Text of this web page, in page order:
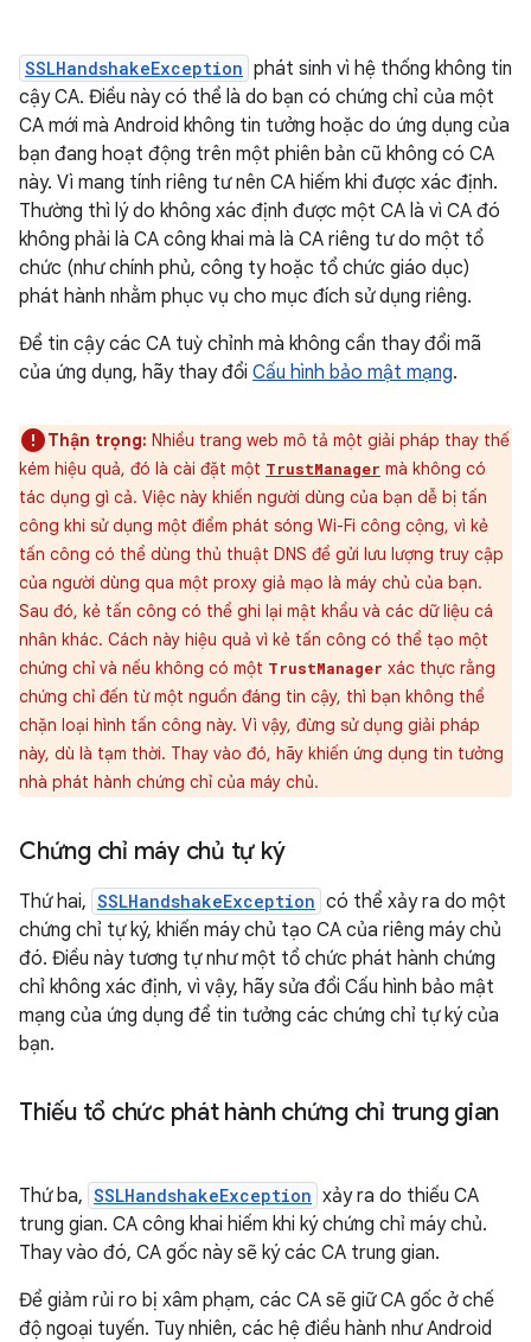
SSLHandshakeException phát sinh vì hệ thống không tin
cậy CA. Điều này có thể là do bạn có chứng chỉ của một
CA mới mà Android không tin tưởng hoặc do ứng dụng của
bạn đang hoạt động trên một phiên bản cũ không có CA
này. Vì mang tính riêng tư nên CA hiếm khi được xác định.
Thường thì lý do không xác định được một CA là vì CA đó
không phải là CA công khai mà là CA riêng tư do một tổ
chức (như chính phủ, công ty hoặc tổ chức giáo dục)
phát hành nhằm phục vụ cho mục đích sử dụng riêng.
Để tin cậy các CA tuỳ chỉnh mà không cần thay đổi mã
của ứng dụng, hãy thay đổi Cấu hình bảo mật mạng.
Thận trọng: Nhiều trang web mô tả một giải pháp thay thế
kém hiệu quả, đó là cài đặt một TrustManager mà không có
tác dụng gì cả. Việc này khiến người dùng của bạn dễ bị tấn
công khi sử dụng một điểm phát sóng Wi-Fi công cộng, vì kẻ
tấn công có thể dùng thủ thuật DNS để gửi lưu lượng truy cập
của người dùng qua một proxy giả mạo là máy chủ của bạn.
Sau đó, kẻ tấn công có thể ghi lại mật khẩu và các dữ liệu cá
nhân khác. Cách này hiệu quả vì kẻ tấn công có thể tạo một
chứng chỉ và nếu không có một TrustManager xác thực rằng
chứng chỉ đến từ một nguồn đáng tin cậy, thì bạn không thể
chặn loại hình tấn công này. Vì vậy, đừng sử dụng giải pháp
này, dù là tạm thời. Thay vào đó, hãy khiến ứng dụng tin tưởng
nhà phát hành chứng chỉ của máy chủ.
Chứng chỉ máy chủ tự ký
Thứ hai, SSLHandshakeException có thể xảy ra do một
chứng chỉ tự ký, khiến máy chủ tạo CA của riêng máy chủ
đó. Điều này tương tự như một tổ chức phát hành chứng
chỉ không xác định, vì vậy, hãy sửa đổi Cấu hình bảo mật
mạng của ứng dụng để tin tưởng các chứng chỉ tự ký của
bạn.
Thiếu tổ chức phát hành chứng chỉ trung gian
Thứ ba, SSLHandshakeException xảy ra do thiếu CA
trung gian. CA công khai hiếm khi ký chứng chỉ máy chủ.
Thay vào đó, CA gốc này sẽ ký các CA trung gian.
Để giảm rủi ro bị xâm phạm, các CA sẽ giữ CA gốc ở chế
độ ngoại tuyến. Tuy nhiên, các hệ điều hành như Android